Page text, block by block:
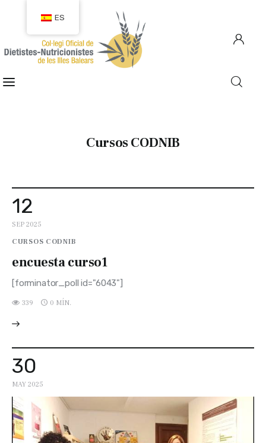
EMPLEO
TRANSPARENCIA
Cursos CODNIB
12
SEP 2025
CURSOS CODNIB
encuesta curso1
[forminator_poll id="6043"]
339 0 MÍN.
30
MAY 2025
ES